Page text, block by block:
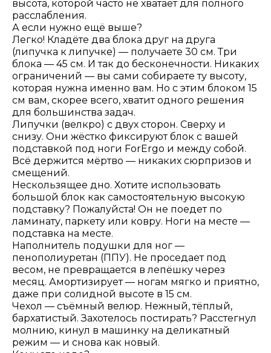
высота, которой часто не хватает для полного
расслабления.
А если нужно ещё выше?
Легко! Кладёте два блока друг на друга
(липучка к липучке) — получаете 30 см. Три
блока — 45 см. И так до бесконечности. Никаких
ограничений — вы сами собираете ту высоту,
которая нужна именно вам. Но с этим блоком 15
см вам, скорее всего, хватит одного решения
для большинства задач.
Липучки (велкро) с двух сторон. Сверху и
снизу. Они жёстко фиксируют блок с вашей
подставкой под ноги ForErgo и между собой.
Всё держится мёртво — никаких сюрпризов и
смещений.
Нескользящее дно. Хотите использовать
большой блок как самостоятельную высокую
подставку? Пожалуйста! Он не поедет по
ламинату, паркету или ковру. Ноги на месте —
подставка на месте.
Наполнитель подушки для ног —
пенополиуретан (ППУ). Не проседает под
весом, не превращается в лепёшку через
месяц. Амортизирует — ногам мягко и приятно,
даже при солидной высоте в 15 см.
Чехол — съёмный велюр. Нежный, тёплый,
бархатистый. Захотелось постирать? Расстегнул
молнию, кинул в машинку на деликатный
режим — и снова как новый.